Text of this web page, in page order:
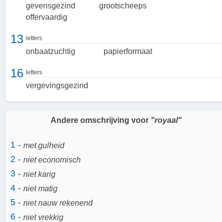
vorstelijkheid, grootsheid en ruimdenkendheid. Een royaal persoon
is vrijgevig, genereus en liberaal. Ze leven een leven van overvloed
die wordt gekenmerkt door vrijgevigheid, edelmoedigheid en een
ruimdenkende houding.
gevensgezind
grootscheeps
offervaardig
13 letters
onbaatzuchtig papierformaat
16 letters
vergevingsgezind
Andere omschrijving voor "royaal"
1 - met gulheid
2 - niet economisch
3 - niet karig
4 - niet matig
5 - niet nauw rekenend
6 - niet vrekkig